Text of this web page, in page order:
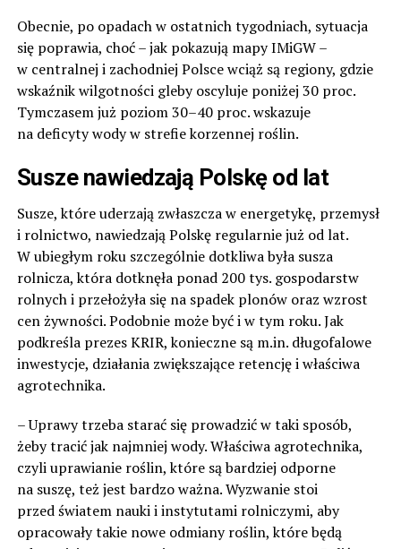
Obecnie, po opadach w ostatnich tygodniach, sytuacja
się poprawia, choć – jak pokazują mapy IMiGW –
w centralnej i zachodniej Polsce wciąż są regiony, gdzie
wskaźnik wilgotności gleby oscyluje poniżej 30 proc.
Tymczasem już poziom 30–40 proc. wskazuje
na deficyty wody w strefie korzennej roślin.
Susze nawiedzają Polskę od lat
Susze, które uderzają zwłaszcza w energetykę, przemysł
i rolnictwo, nawiedzają Polskę regularnie już od lat.
W ubiegłym roku szczególnie dotkliwa była susza
rolnicza, która dotknęła ponad 200 tys. gospodarstw
rolnych i przełożyła się na spadek plonów oraz wzrost
cen żywności. Podobnie może być i w tym roku. Jak
podkreśla prezes KRIR, konieczne są m.in. długofalowe
inwestycje, działania zwiększające retencję i właściwa
agrotechnika.
– Uprawy trzeba starać się prowadzić w taki sposób,
żeby tracić jak najmniej wody. Właściwa agrotechnika,
czyli uprawianie roślin, które są bardziej odporne
na suszę, też jest bardzo ważna. Wyzwanie stoi
przed światem nauki i instytutami rolniczymi, aby
opracowały takie nowe odmiany roślin, które będą